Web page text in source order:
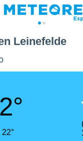
Leinefelde